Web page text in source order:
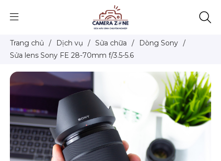
Trang chủ / Dịch vụ / Sửa chữa / Dòng Sony /
Sửa lens Sony FE 28-70mm f/3.5-5.6